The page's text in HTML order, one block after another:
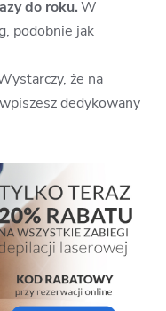
do roku. W
podobnie jak
że na
dedykowany